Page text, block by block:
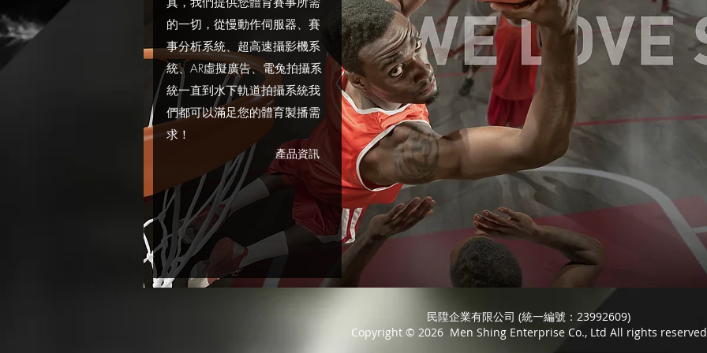
的一切，從慢動作伺服器、賽
事分析系統、超高速攝影機系
統、AR虛擬廣告、電兔拍攝系
統一直到水下軌道拍攝系統我
們都可以滿足您的體育製播需
求！
產品資訊
民陞企業有限公司 (統一編號：23992609)
Copyright © 2026 Men Shing Enterprise Co., Ltd All rights